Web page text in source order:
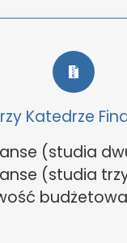
Katedrze
(studia
(studia